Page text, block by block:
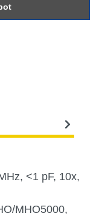
<1 pF, 10x,
MHO5000,